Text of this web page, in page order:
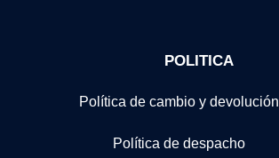
POLITICA
Política de cambio y devolución
Política de despacho